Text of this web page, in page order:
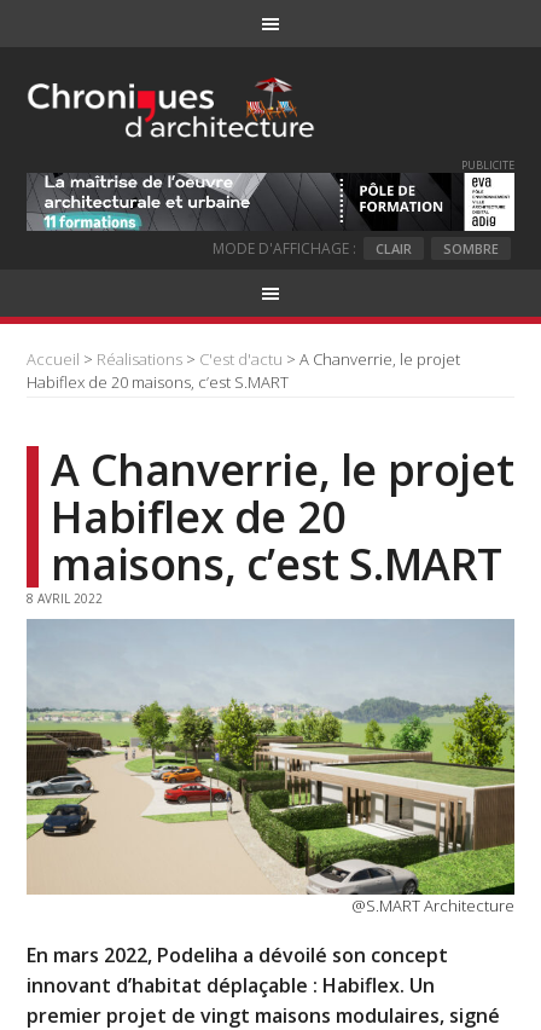
PUBLICITE
MODE D'AFFICHAGE : CLAIR SOMBRE
Accueil > Réalisations > C'est d'actu > A Chanverrie, le projet
Habiflex de 20 maisons, c’est S.MART
A Chanverrie, le projet
Habiflex de 20
maisons, c’est S.MART
8 AVRIL 2022
@S.MART Architecture
En mars 2022, Podeliha a dévoilé son concept
innovant d’habitat déplaçable : Habiflex. Un
premier projet de vingt maisons modulaires, signé